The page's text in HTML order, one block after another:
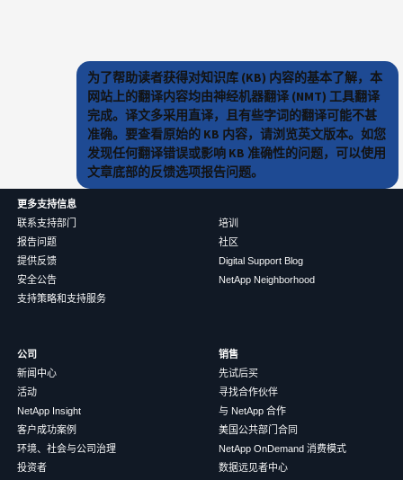
为了帮助读者获得对知识库 (KB) 内容的基本了解，本
网站上的翻译内容均由神经机器翻译 (NMT) 工具翻译
完成。译文多采用直译，且有些字词的翻译可能不甚
准确。要查看原始的 KB 内容，请浏览英文版本。如您
发现任何翻译错误或影响 KB 准确性的问题，可以使用
文章底部的反馈选项报告问题。
更多支持信息
联系支持部门
报告问题
提供反馈
安全公告
支持策略和支持服务
培训
社区
Digital Support Blog
NetApp Neighborhood
公司
新闻中心
活动
NetApp Insight
客户成功案例
环境、社会与公司治理
投资者
销售
先试后买
寻找合作伙伴
与 NetApp 合作
美国公共部门合同
NetApp OnDemand 消费模式
数据远见者中心